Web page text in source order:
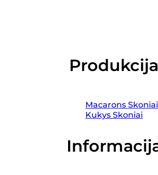
Produkcija
Macarons Skoniai
Kukys Skoniai